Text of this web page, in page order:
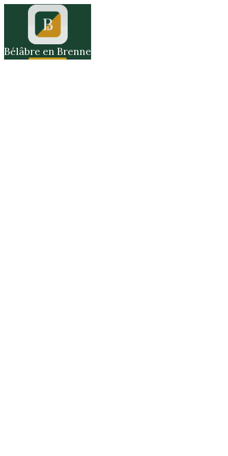
Bélâbre en Brenne